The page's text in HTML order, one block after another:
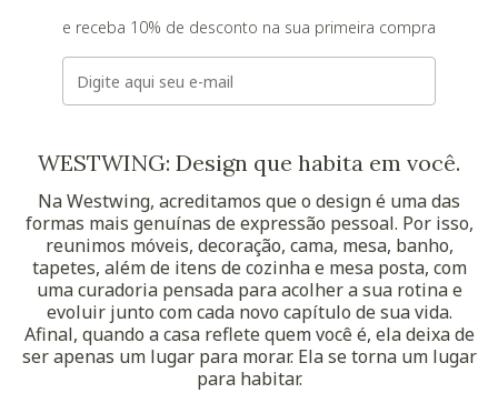
e receba 10% de desconto na sua primeira compra
E-mail
WESTWING: Design que habita em você.
Na Westwing, acreditamos que o design é uma das
formas mais genuínas de expressão pessoal. Por isso,
reunimos móveis, decoração, cama, mesa, banho,
tapetes, além de itens de cozinha e mesa posta, com
uma curadoria pensada para acolher a sua rotina e
evoluir junto com cada novo capítulo de sua vida.
Afinal, quando a casa reflete quem você é, ela deixa de
ser apenas um lugar para morar. Ela se torna um lugar
para habitar.